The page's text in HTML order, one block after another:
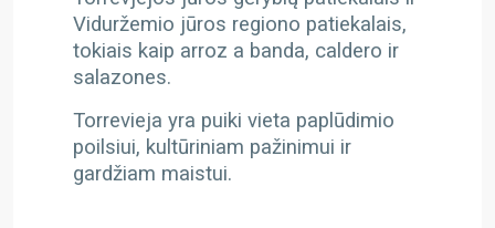
Viduržemio jūros regiono patiekalais,
tokiais kaip arroz a banda, caldero ir
salazones.
Torrevieja yra puiki vieta paplūdimio
poilsiui, kultūriniam pažinimui ir
gardžiam maistui.